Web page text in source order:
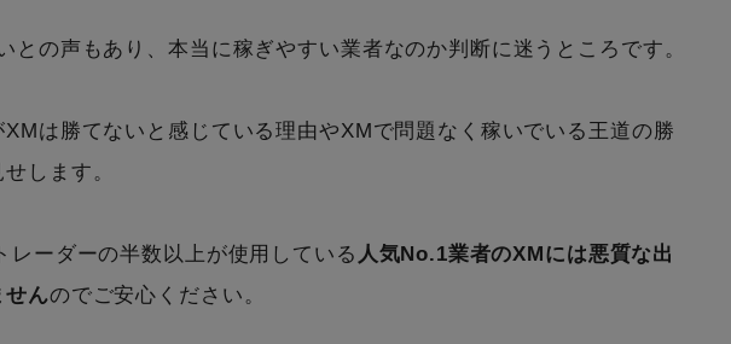
との声もあり、本当に稼ぎやすい業者なのか判断に迷うところです。
は勝てないと感じている理由やXMで問題なく稼いでいる王道の勝
します。
レーダーの半数以上が使用している 人気No.1業者のXMには悪質な出
せんのでご安心ください。